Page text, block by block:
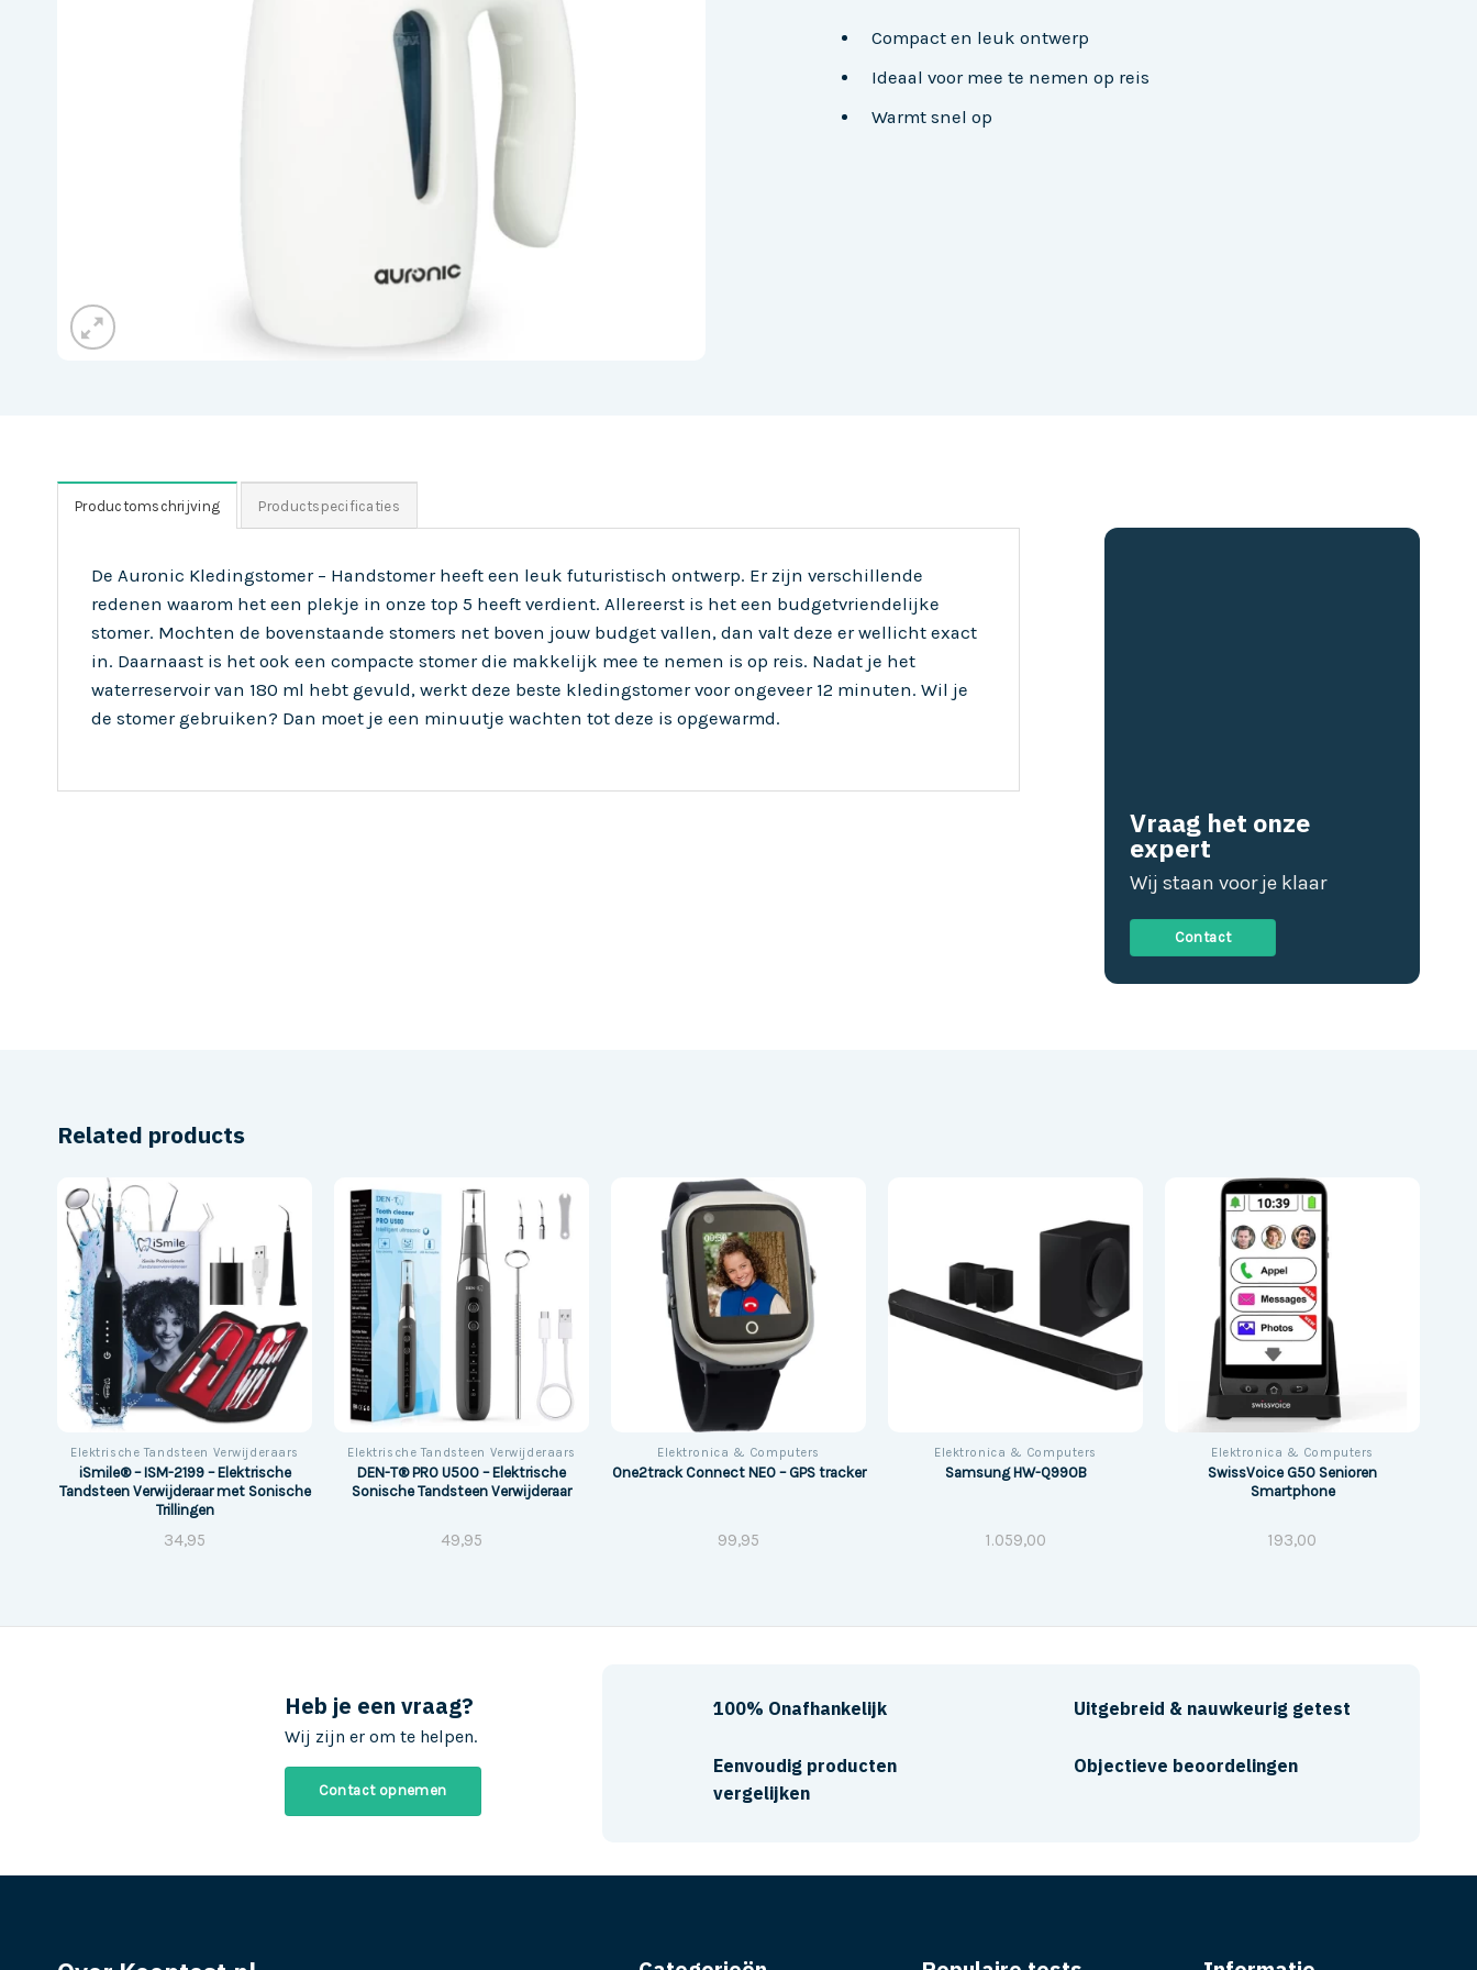
Compact en leuk ontwerp
Ideaal voor mee te nemen op reis
Warmt snel op
Productomschrijving Productspecificaties
De Auronic Kledingstomer – Handstomer heeft een leuk futuristisch ontwerp. Er zijn verschillende
redenen waarom het een plekje in onze top 5 heeft verdient. Allereerst is het een budgetvriendelijke
stomer. Mochten de bovenstaande stomers net boven jouw budget vallen, dan valt deze er wellicht exact
in. Daarnaast is het ook een compacte stomer die makkelijk mee te nemen is op reis. Nadat je het
waterreservoir van 180 ml hebt gevuld, werkt deze beste kledingstomer voor ongeveer 12 minuten. Wil je
de stomer gebruiken? Dan moet je een minuutje wachten tot deze is opgewarmd.
Vraag het onze
expert
Wij staan voor je klaar
Contact
Related products
Elektrische Tandsteen Verwijderaars
iSmile® – ISM-2199 – Elektrische
Tandsteen Verwijderaar met Sonische
Trillingen
34,95
Elektrische Tandsteen Verwijderaars
DEN-T® PRO U500 – Elektrische
Sonische Tandsteen Verwijderaar
49,95
Elektronica & Computers
One2track Connect NEO – GPS tracker
99,95
Elektronica & Computers
Samsung HW-Q990B
1.059,00
Elektronica & Computers
SwissVoice G50 Senioren
Smartphone
193,00
Heb je een vraag?
Wij zijn er om te helpen.
Contact opnemen
100% Onafhankelijk
Eenvoudig producten
vergelijken
Uitgebreid & nauwkeurig getest
Objectieve beoordelingen